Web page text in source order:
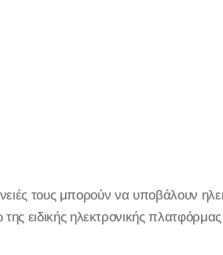
τους μπορούν να υποβάλουν
ειδικής ηλεκτρονικής